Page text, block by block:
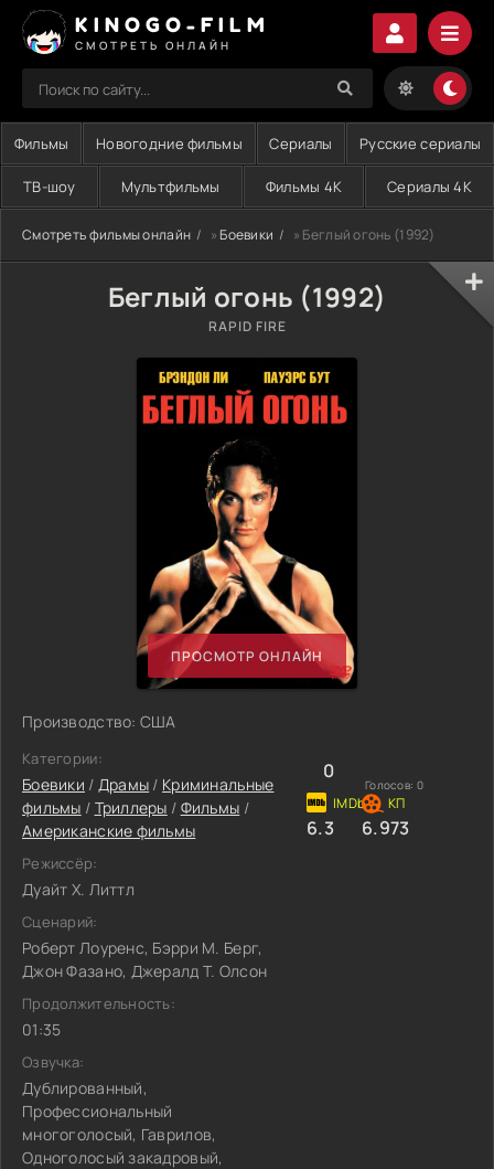
KINOGO-FILM
СМОТРЕТЬ ОНЛАЙН
Фильмы Новогодние фильмы Сериалы Русские сериалы
ТВ-шоу Мультфильмы Фильмы 4K Сериалы 4K
Смотреть фильмы онлайн »Боевики » Беглый огонь (1992)
Беглый огонь (1992)
RAPID FIRE
ПРОСМОТР ОНЛАЙН
Производство: США
Категории:
Боевики / Драмы / Криминальные
фильмы / Триллеры / Фильмы /
Американские фильмы
Режиссёр:
Дуайт Х. Литтл
Сценарий:
Роберт Лоуренс, Бэрри М. Берг,
Джон Фазано, Джералд Т. Олсон
Продолжительность:
01:35
Озвучка:
Дублированный,
Профессиональный
многоголосый, Гаврилов,
Одноголосый закадровый,
0
Голосов: 0
6.3 6.973